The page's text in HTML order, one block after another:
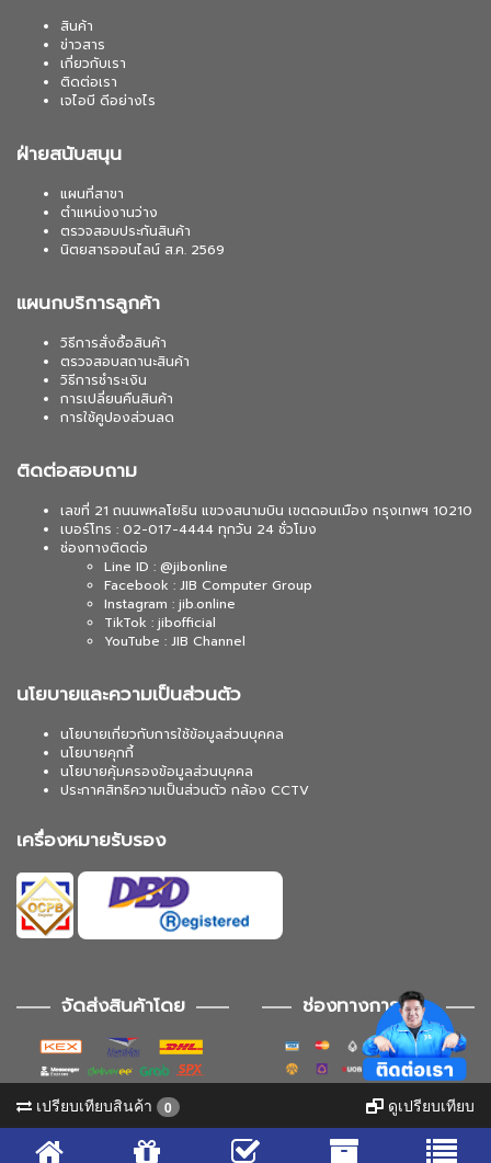
สินค้า
ข่าวสาร
เกี่ยวกับเรา
ติดต่อเรา
เจไอบี ดีอย่างไร
ฝ่ายสนับสนุน
แผนที่สาขา
ตำแหน่งงานว่าง
ตรวจสอบประกันสินค้า
นิตยสารออนไลน์ ส.ค. 2569
แผนกบริการลูกค้า
วิธีการสั่งซื้อสินค้า
ตรวจสอบสถานะสินค้า
วิธีการชำระเงิน
การเปลี่ยนคืนสินค้า
การใช้คูปองส่วนลด
ติดต่อสอบถาม
เลขที่ 21 ถนนพหลโยธิน แขวงสนามบิน เขตดอนเมือง กรุงเทพฯ 10210
เบอร์โทร : 02-017-4444 ทุกวัน 24 ชั่วโมง
ช่องทางติดต่อ
Line ID : @jibonline
Facebook : JIB Computer Group
Instagram : jib.online
TikTok : jibofficial
YouTube : JIB Channel
นโยบายและความเป็นส่วนตัว
นโยบายเกี่ยวกับการใช้ข้อมูลส่วนบุคคล
นโยบายคุกกี้
นโยบายคุ้มครองข้อมูลส่วนบุคคล
ประกาศสิทธิความเป็นส่วนตัว กล้อง CCTV
เครื่องหมายรับรอง
จัดส่งสินค้าโดย ช่องทางการชำระ
ช่องทางการติดตาม
เปรียบเทียบสินค้า 0 ดูเปรียบเทียบ